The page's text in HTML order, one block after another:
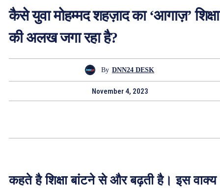
कैसे युवा मोहम्मद शहज़ाद का ‘आगाज़’ शिक्षा
की अलख जगा रहा है?
By DNN24 DESK
November 4, 2023
कहते है शिक्षा बांटने से और बढ़ती है। इस वाक्य